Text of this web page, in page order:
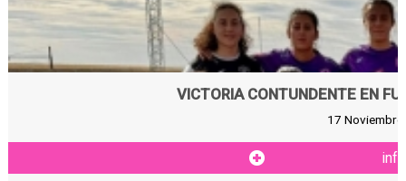
VICTORIA CONTUNDENTE EN
17